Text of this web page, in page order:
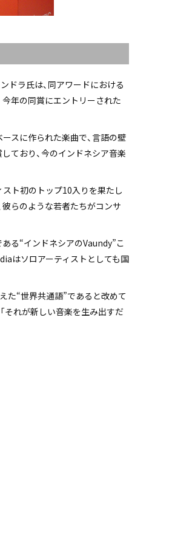
ドラ氏は、同アワードにおける
今年の同賞にエントリーされた
スに作られた楽曲で、言語の壁
ており、今のインドネシア音楽
ト初のトップ10入りを果たし
らのような若者たちがコンサ
ある“インドネシアのVaundy”こ
はソロアーティストとしても国
た“世界共通語”であると改めて
それが新しい音楽を生み出すだ